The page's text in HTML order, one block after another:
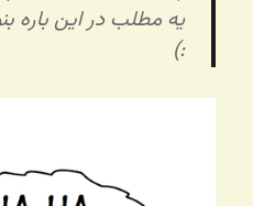
یه مطلب در این
:)